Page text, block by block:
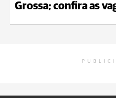
Grossa; confira as